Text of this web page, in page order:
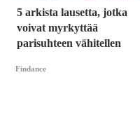
5 arkista lausetta, jotka
voivat myrkyttää
parisuhteen vähitellen
Findance